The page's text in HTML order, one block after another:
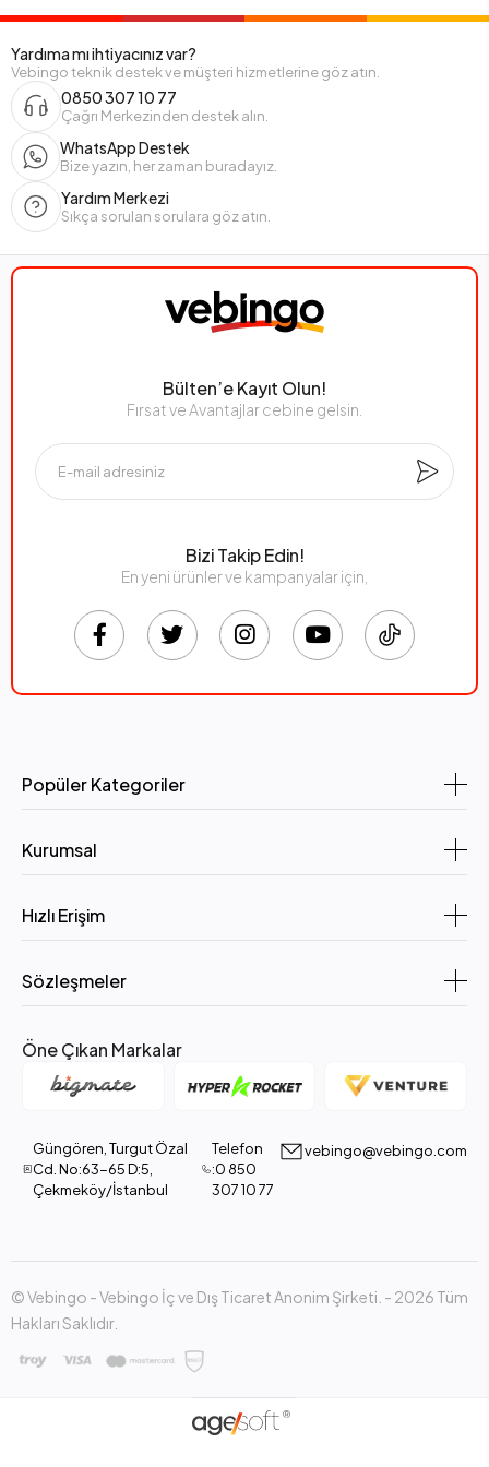
Yardıma mı ihtiyacınız var?
Vebingo teknik destek ve müşteri hizmetlerine göz atın.
0850 307 10 77
Çağrı Merkezinden destek alın.
WhatsApp Destek
Bize yazın, her zaman buradayız.
Yardım Merkezi
Sıkça sorulan sorulara göz atın.
Bülten’e Kayıt Olun!
Fırsat ve Avantajlar cebine gelsin.
Bizi Takip Edin!
En yeni ürünler ve kampanyalar için,
Popüler Kategoriler
Kurumsal
Hızlı Erişim
Sözleşmeler
Öne Çıkan Markalar
Güngören, Turgut Özal
Cd. No:63-65 D:5,
Çekmeköy/İstanbul
Telefon
:0 850
307 10 77
vebingo@vebingo.com
© Vebingo - Vebingo İç ve Dış Ticaret Anonim Şirketi. - 2026 Tüm
Hakları Saklıdır.